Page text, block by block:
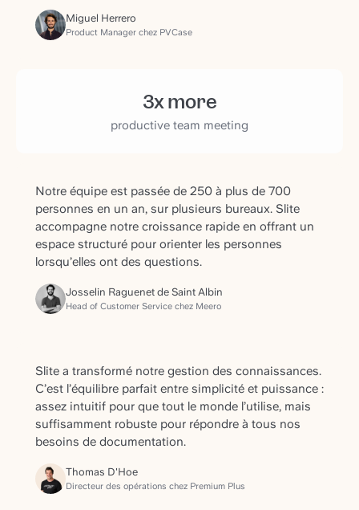
Miguel Herrero
Product Manager chez PVCase
3x more
productive team meeting
Notre équipe est passée de 250 à plus de 700
personnes en un an, sur plusieurs bureaux. Slite
accompagne notre croissance rapide en offrant un
espace structuré pour orienter les personnes
lorsqu’elles ont des questions.
Josselin Raguenet de Saint Albin
Head of Customer Service chez Meero
Slite a transformé notre gestion des connaissances.
C’est l’équilibre parfait entre simplicité et puissance :
assez intuitif pour que tout le monde l’utilise, mais
suffisamment robuste pour répondre à tous nos
besoins de documentation.
Thomas D'Hoe
Directeur des opérations chez Premium Plus